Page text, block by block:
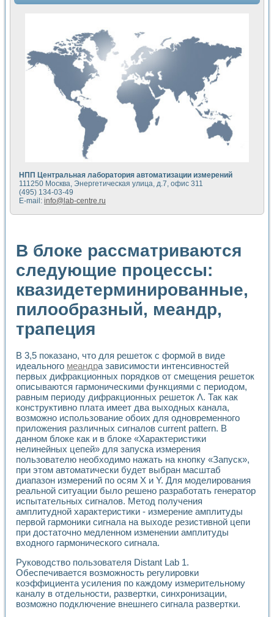
Автоматизация формирования уравнений состояния для
Разработка автоматизированного стенда для измерения
Применение среды LabVIEW для построения картины
Портативная система для определения показателей
Использование LabVIEW для управления источником
Устройство для снятия вольт-амперных характеристик
Передовые научные технологии: нано-, фемто-,
Автоматизированная установка по измерению временных
Автоматизированный лабораторный комплекс на базе
Визуализация моделирования и оптимизации тепловой
Виртуальный прибор для исследования функциональных
Исследование возможности создания экономичного
Исследование кинетики движения макрочастиц в
Метод прогнозирования свойств дисперсных продуктов
Недорогая система управления сверхпроводящим
Применение технологий NI в курсе экспериментальной
Расчет переноса аэрозоля и выпадения осадка в
Применение NI VISION для геометрического анализа в
Система температурной стабилизации
Управление движением с помощью программно -
Определение параметров всплывающих газовых
Система управления асинхронным тиристорным
Лазерный профилометр
Применение средств NATIONAL INSTRUMENTS для
Разработка автоматизированного стенда для
Высокочувствительные оптоэлектронные
Установка для измерения диэлектрических свойств
Исследование кинетики зарождения и развития
Лабораторный электрический импедансный томограф на
Микрозондовая система для характеризации
Метод траекторий в исследовании
Промышленная автоматизация
Автоматизация технологических процессов получения
Использование систем технического зрения для контроля
Исследование электромагнитных переходных процессов
Применение LabVIEW при разработке обучающих
Разработка виртуальных тренажеров путем
Система блокировок, сигнализации и защиты ускорителя
Система сбора данных и управления процессом
Управление температурой газовой среды специальной
Разработка программного обеспечения с
Использование технологий NATIONAL INSTRUMENTS
Автоматизация реометрических исследований на базе
Применение измерителя иммитанса для исследова¬ния
Исследование электромагнитных переходных процессов
Стенд для исследования электрических переходных
Автоматизация контроля сварных швов на базе
НПП Центральная лаборатория автоматизации измерений
111250 Москва, Энергетическая улица, д.7, офис 311
(495) 134-03-49
E-mail: info@lab-centre.ru
В блоке рассматриваются
следующие процессы:
квазидетерминированные,
пилообразный, меандр,
трапеция
В 3,5 показано, что для решеток с формой в виде
идеального меандра зависимости интенсивностей
первых дифракционных порядков от смещения решеток
описываются гармоническими функциями с периодом,
равным периоду дифракционных решеток Λ. Так как
конструктивно плата имеет два выходных канала,
возможно использование обоих для одновременного
приложения различных сигналов current pattern. В
данном блоке как и в блоке «Характеристики
нелинейных цепей» для запуска измерения
пользователю необходимо нажать на кнопку «Запуск»,
при этом автоматически будет выбран масштаб
диапазон измерений по осям X и Y. Для моделирования
реальной ситуации было решено разработать генератор
испытательных сигналов. Метод получения
амплитудной характеристики - измерение амплитуды
первой гармоники сигнала на выходе резистивной цепи
при достаточно медленном изменении амплитуды
входного гармонического сигнала.
Руководство пользователя Distant Lab 1.
Обеспечивается возможность регулировки
коэффициента усиления по каждому измерительному
каналу в отдельности, развертки, синхронизации,
возможно подключение внешнего сигнала развертки.